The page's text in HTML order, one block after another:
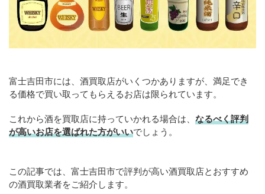
富士吉田市には、酒買取店がいくつかありますが、満足でき
る価格で買い取ってもらえるお店は限られています。
これから酒を買取店に持っていかれる場合は、 なるべく評判
が高いお店を選ばれた方がいいでしょう。
この記事では、富士吉田市で評判が高い酒買取店とおすすめ
の酒買取業者をご紹介します。